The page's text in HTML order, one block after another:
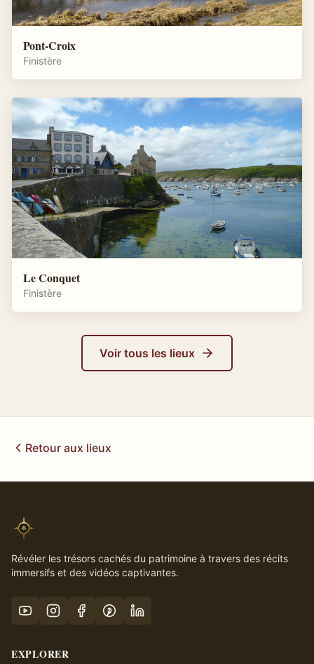
Pont-Croix
Finistère
Le Conquet
Finistère
Voir tous les lieux
Retour aux lieux
Révéler les trésors cachés du patrimoine à travers des récits
immersifs et des vidéos captivantes.
EXPLORER